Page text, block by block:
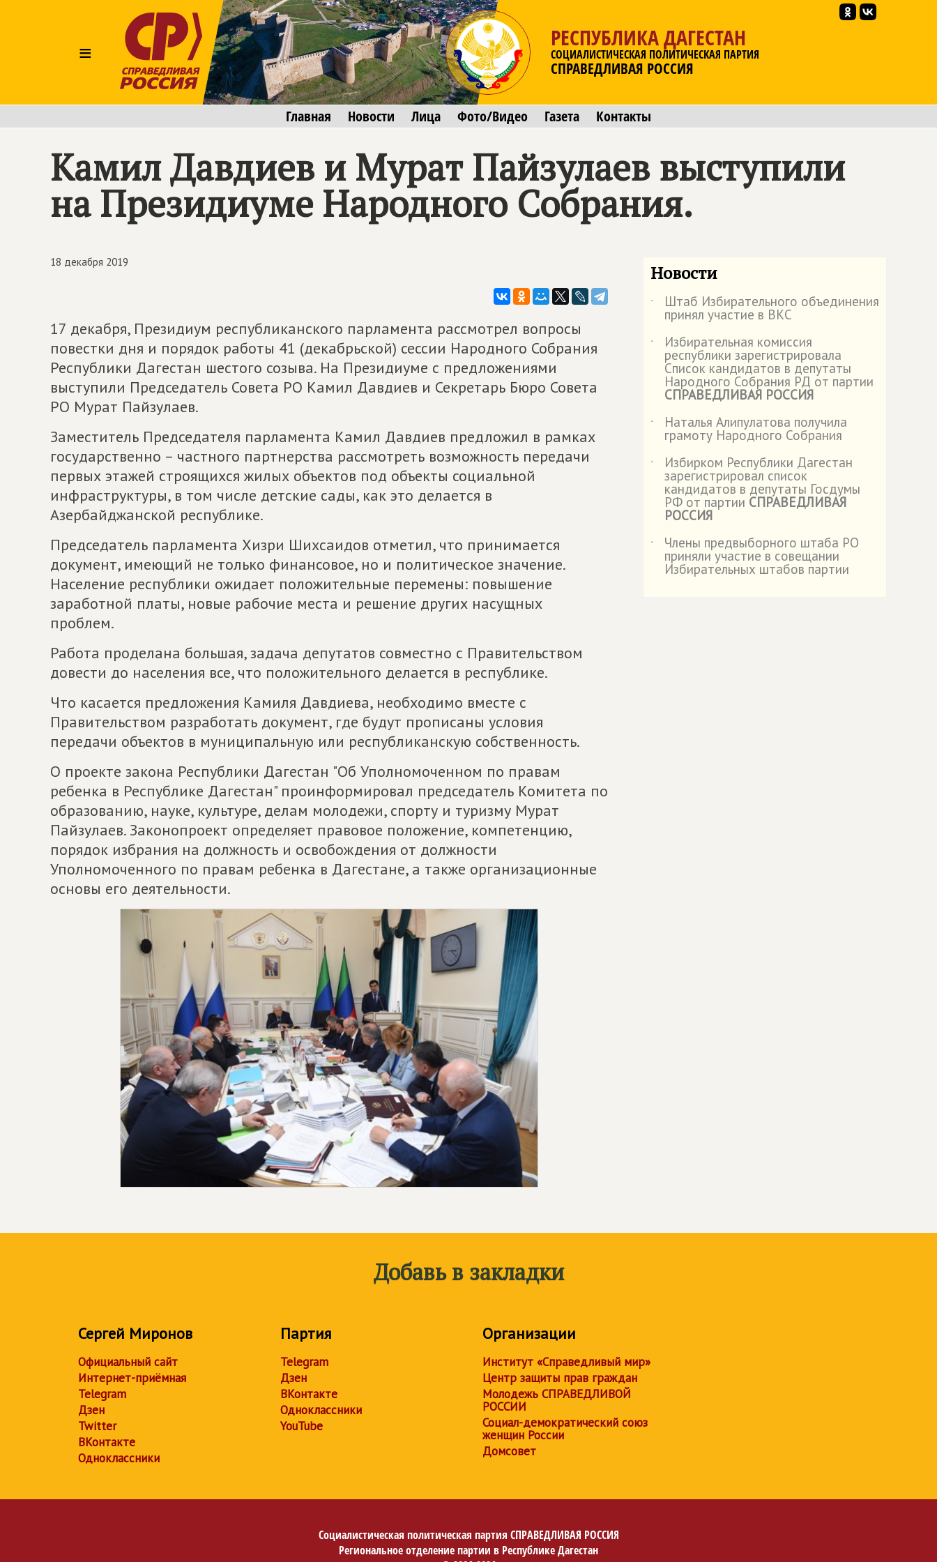
≡
РЕСПУБЛИКА ДАГЕСТАН
СОЦИАЛИСТИЧЕСКАЯ ПОЛИТИЧЕСКАЯ ПАРТИЯ
СПРАВЕДЛИВАЯ РОССИЯ
Главная Новости Лица Фото/Видео Газета Контакты
Камил Давдиев и Мурат Пайзулаев выступили
на Президиуме Народного Собрания.
18 декабря 2019
17 декабря, Президиум республиканского парламента рассмотрел вопросы
повестки дня и порядок работы 41 (декабрьской) сессии Народного Собрания
Республики Дагестан шестого созыва. На Президиуме с предложениями
выступили Председатель Совета РО Камил Давдиев и Секретарь Бюро Совета
РО Мурат Пайзулаев.
Заместитель Председателя парламента Камил Давдиев предложил в рамках
государственно – частного партнерства рассмотреть возможность передачи
первых этажей строящихся жилых объектов под объекты социальной
инфраструктуры, в том числе детские сады, как это делается в
Азербайджанской республике.
Председатель парламента Хизри Шихсаидов отметил, что принимается
документ, имеющий не только финансовое, но и политическое значение.
Население республики ожидает положительные перемены: повышение
заработной платы, новые рабочие места и решение других насущных
проблем.
Работа проделана большая, задача депутатов совместно с Правительством
довести до населения все, что положительного делается в республике.
Что касается предложения Камиля Давдиева, необходимо вместе с
Правительством разработать документ, где будут прописаны условия
передачи объектов в муниципальную или республиканскую собственность.
О проекте закона Республики Дагестан "Об Уполномоченном по правам
ребенка в Республике Дагестан" проинформировал председатель Комитета по
образованию, науке, культуре, делам молодежи, спорту и туризму Мурат
Пайзулаев. Законопроект определяет правовое положение, компетенцию,
порядок избрания на должность и освобождения от должности
Уполномоченного по правам ребенка в Дагестане, а также организационные
основы его деятельности.
Новости
˙ Штаб Избирательного объединения
принял участие в ВКС
˙
Избирательная комиссия
республики зарегистрировала
Список кандидатов в депутаты
Народного Собрания РД от партии
СПРАВЕДЛИВАЯ РОССИЯ
˙
Наталья Алипулатова получила
грамоту Народного Собрания
˙
Избирком Республики Дагестан
зарегистрировал список
кандидатов в депутаты Госдумы
РФ от партии СПРАВЕДЛИВАЯ
РОССИЯ
˙
Члены предвыборного штаба РО
приняли участие в совещании
Избирательных штабов партии
Добавь в закладки
Сергей Миронов
Официальный сайт
Интернет-приёмная
Telegram
Дзен
Twitter
ВКонтакте
Одноклассники
Партия
Telegram
Дзен
ВКонтакте
Одноклассники
YouTube
Организации
Институт «Справедливый мир»
Центр защиты прав граждан
Молодежь СПРАВЕДЛИВОЙ
РОССИИ
Социал-демократический союз
женщин России
Домсовет
Социалистическая политическая партия СПРАВЕДЛИВАЯ РОССИЯ
Региональное отделение партии в Республике Дагестан